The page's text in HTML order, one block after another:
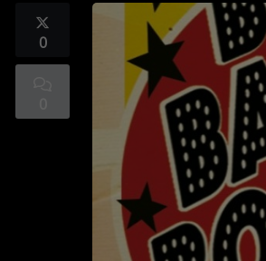
C'ÉTAIT QUOI CE TITRE ?
LES WEBRADIOS
LA GRILLE DES PROGRAMMES
TOUTES LES ÉMISSIONS
TOUS LES PODCASTS
0